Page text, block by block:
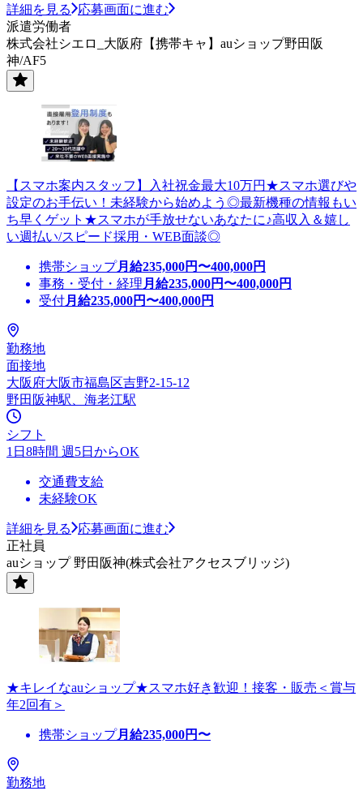
詳細を見る
応募画面に進む
派遣労働者
株式会社シエロ_大阪府【携帯キャ】auショップ野田阪
神/AF5
【スマホ案内スタッフ】入社祝金最大10万円★スマホ選びや
設定のお手伝い！未経験から始めよう◎最新機種の情報もい
ち早くゲット★スマホが手放せないあなたに♪高収入＆嬉し
い週払い/スピード採用・WEB面談◎
携帯ショップ月給235,000円〜400,000円
事務・受付・経理 月給235,000円〜400,000円
受付月給235,000円〜400,000円
勤務地
面接地
大阪府大阪市福島区吉野2-15-12
野田阪神駅、海老江駅
シフト
1日8時間 週5日からOK
交通費支給
未経験OK
詳細を見る
応募画面に進む
正社員
auショップ 野田阪神(株式会社アクセスブリッジ)
★キレイなauショップ★スマホ好き歓迎！接客・販売＜賞与
年2回有＞
携帯ショップ月給235,000円〜
勤務地